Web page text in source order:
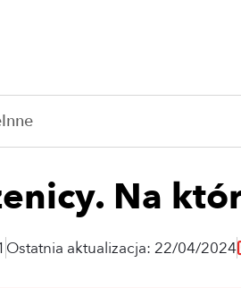
Inne
Na
Ostatnia aktualizacja: 22/04/2024